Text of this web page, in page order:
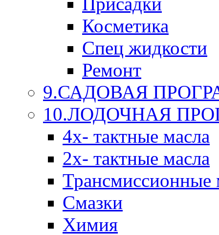
Косметика
Спец жидкости
Ремонт
9.САДОВАЯ
10.ЛОДОЧНАЯ
4х- тактные масла
2х- тактные масла
Трансмиссионные
Смазки
Химия